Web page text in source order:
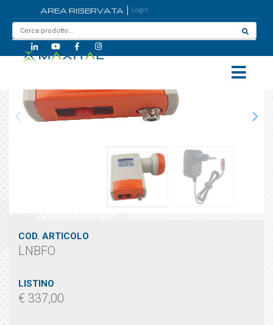
AREA RISERVATA Login
/ LNBFO
COD. ARTICOLO
LNBFO
LISTINO
€ 337,00